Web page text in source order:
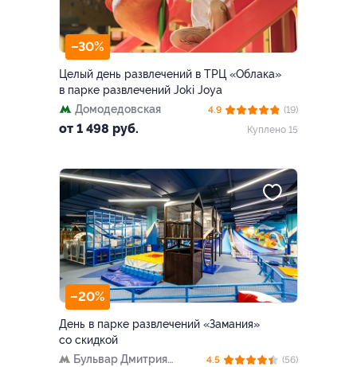
–30%
Целый день развлечений в ТРЦ «Облака»
в парке развлечений Joki Joya
Домодедовская
от 1 498 руб.
4.9
(19)
Куплено 15
–20%
День в парке развлечений «Замания»
со скидкой
Бульвар Дмитрия
4.5
(56)